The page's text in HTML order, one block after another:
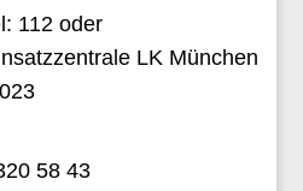
112 oder
LK München
58 43